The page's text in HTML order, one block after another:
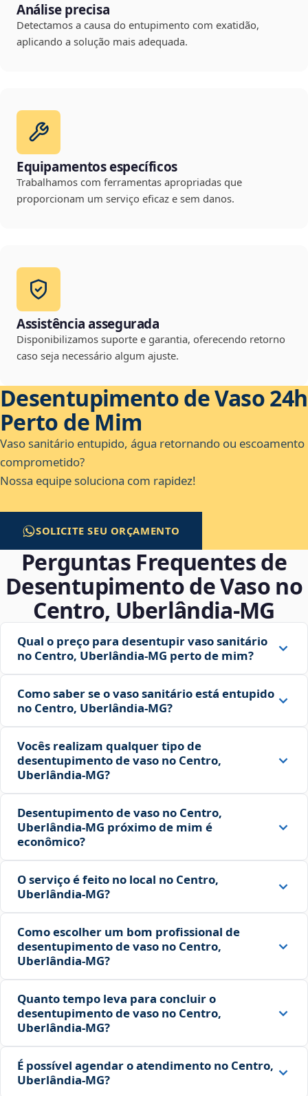
Análise precisa
Detectamos a causa do entupimento com exatidão,
aplicando a solução mais adequada.
Equipamentos específicos
Trabalhamos com ferramentas apropriadas que
proporcionam um serviço eficaz e sem danos.
Assistência assegurada
Disponibilizamos suporte e garantia, oferecendo retorno
caso seja necessário algum ajuste.
Desentupimento de Vaso 24h
Perto de Mim
Vaso sanitário entupido, água retornando ou escoamento
comprometido?
Nossa equipe soluciona com rapidez!
SOLICITE SEU ORÇAMENTO
Perguntas Frequentes de
Desentupimento de Vaso no
Centro, Uberlândia‑MG
Qual o preço para desentupir vaso sanitário
no Centro, Uberlândia‑MG perto de mim?
Como saber se o vaso sanitário está entupido
no Centro, Uberlândia‑MG?
Vocês realizam qualquer tipo de
desentupimento de vaso no Centro,
Uberlândia‑MG?
Desentupimento de vaso no Centro,
Uberlândia‑MG próximo de mim é
econômico?
O serviço é feito no local no Centro,
Uberlândia‑MG?
Como escolher um bom profissional de
desentupimento de vaso no Centro,
Uberlândia‑MG?
Quanto tempo leva para concluir o
desentupimento de vaso no Centro,
Uberlândia‑MG?
É possível agendar o atendimento no Centro,
Uberlândia‑MG?